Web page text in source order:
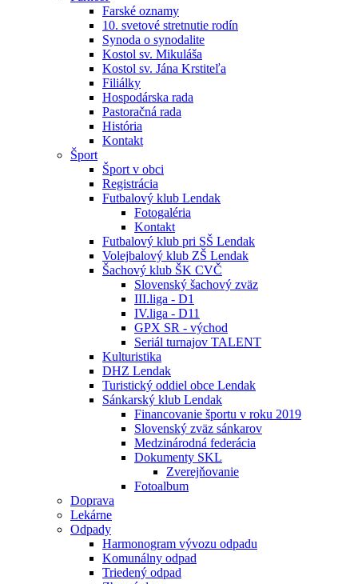
Farské oznamy
10. svetové stretnutie rodín
Synoda o synodalite
Kostol sv. Mikuláša
Kostol sv. Jána Krstiteľa
Filiálky
Hospodárska rada
Pastoračná rada
História
Kontakt
Šport
Šport v obci
Registrácia
Futbalový klub Lendak
Fotogaléria
Kontakt
Futbalový klub pri SŠ Lendak
Volejbalový klub ZŠ Lendak
Šachový klub ŠK CVČ
Slovenský šachový zväz
III.liga - D1
IV.liga - D11
GPX SR - východ
Seriál turnajov TALENT
Kulturistika
DHZ Lendak
Turistický oddiel obce Lendak
Sánkarský klub Lendak
Financovanie športu v roku 2019
Slovenský zväz sánkarov
Medzinárodná federácia
Dokumenty SKL
Zverejňovanie
Fotoalbum
Doprava
Lekárne
Odpady
Harmonogram vývozu odpadu
Komunálny odpad
Triedený odpad